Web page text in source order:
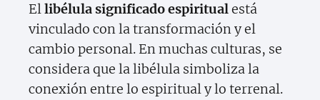
Ellibélula significado espiritualestá
vinculado con la transformación y el
cambio personal. En muchas culturas, se
considera que la libélula simboliza la
conexión entre lo espiritual y lo terrenal.